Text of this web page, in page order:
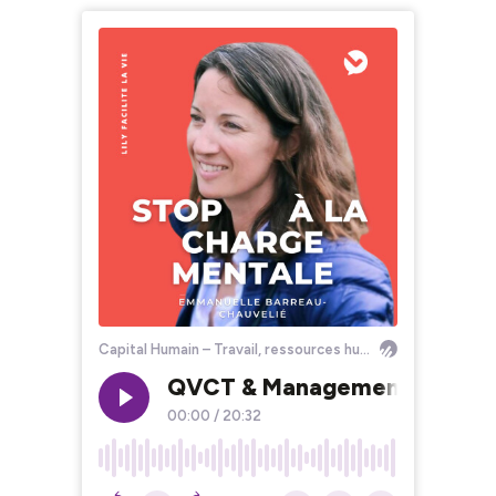
Capital Humain – Travail, ressources humaines et santé mentale
QVCT & Management
00:00 / 20:32